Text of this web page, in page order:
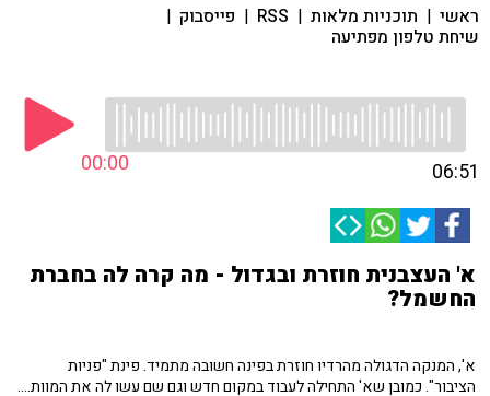
ראשי | תוכניות מלאות |
RSS
| פייסבוק |
שיחת טלפון מפתיעה
00:00 06:51
א' העצבנית חוזרת ובגדול - מה קרה לה בחברת
החשמל?
א', המנקה הדגולה מהרדיו חוזרת בפינה חשובה מתמיד. פינת "פניות
הציבור". כמובן שא' התחילה לעבוד במקום חדש וגם שם עשו לה את המוות....